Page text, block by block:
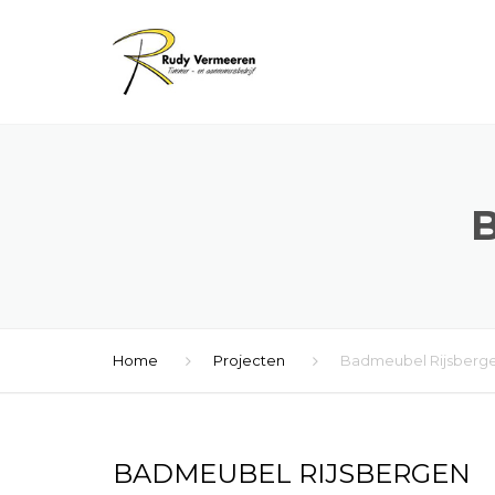
Home Projecten Badmeubel
BADMEUBEL RIJSBERGEN